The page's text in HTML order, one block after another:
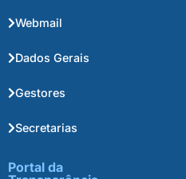
Webmail
Dados Gerais
Gestores
Secretarias
Portal da